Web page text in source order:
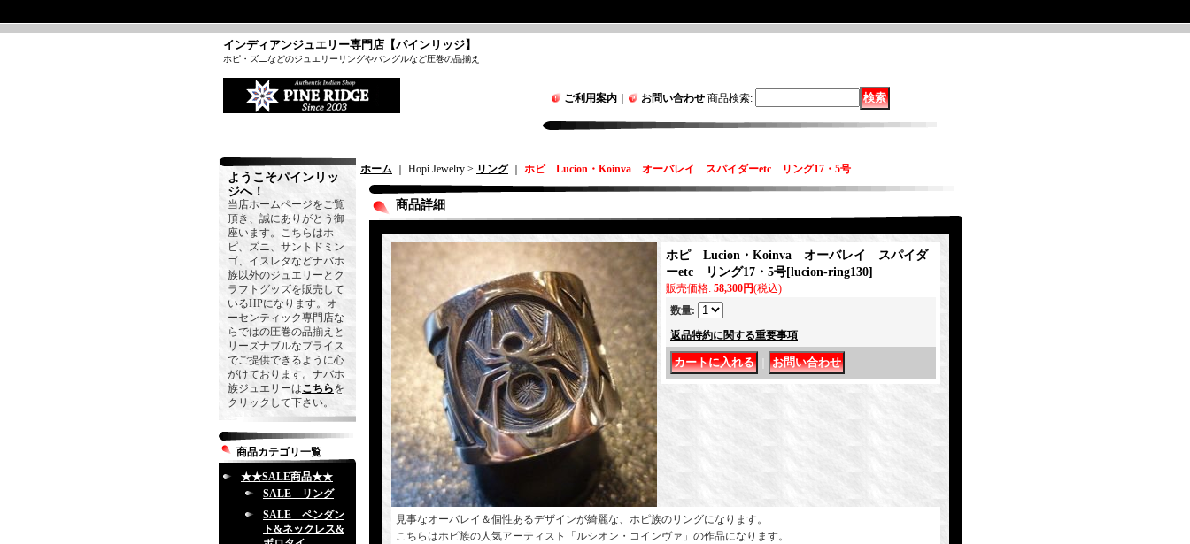
インディアンジュエリー専門店【パインリッジ】
ホピ・ズニなどのジュエリーリングやバングルなど圧巻の品揃え
ご利用案内 お問い合わせ 商品検索:
ようこそパインリッ
ジへ！
当店ホームページをご覧
頂き、誠にありがとう御
座います。こちらはホ
ピ、ズニ、サントドミン
ゴ、イスレタなどナバホ
族以外のジュエリーとク
ラフトグッズを販売して
いるHPになります。オ
ーセンティック専門店な
らではの圧巻の品揃えと
リーズナブルなプライス
でご提供できるように心
がけております。ナバホ
族ジュエリーはこちらを
クリックして下さい。
商品カテゴリ一覧
★★SALE商品★★
SALE リング
SALE ペンダン
ト&ネックレス&
ホーム ｜ Hopi Jewelry > リング｜ ホピ Lucion・Koinva オーバレイ スパイダーetc リング17・5号
商品詳細
ホピ Lucion・Koinva オーバレイ スパイダ
ーetc リング17・5号[lucion-ring130]
販売価格: 58,300円(税込)
数量:
返品特約に関する重要事項
見事なオーバレイ＆個性あるデザインが綺麗な、ホピ族のリングになります。
こちらはホピ族の人気アーティスト「ルシオン・コインヴァ」の作品になります。